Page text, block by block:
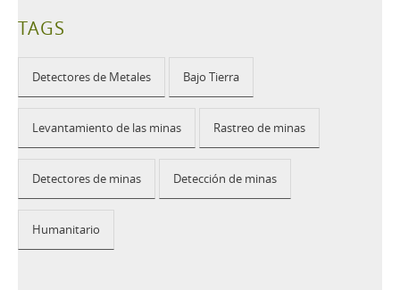
TAGS
Detectores de Metales Bajo Tierra
Levantamiento de las minas Rastreo de minas
Detectores de minas Detección de minas
Humanitario